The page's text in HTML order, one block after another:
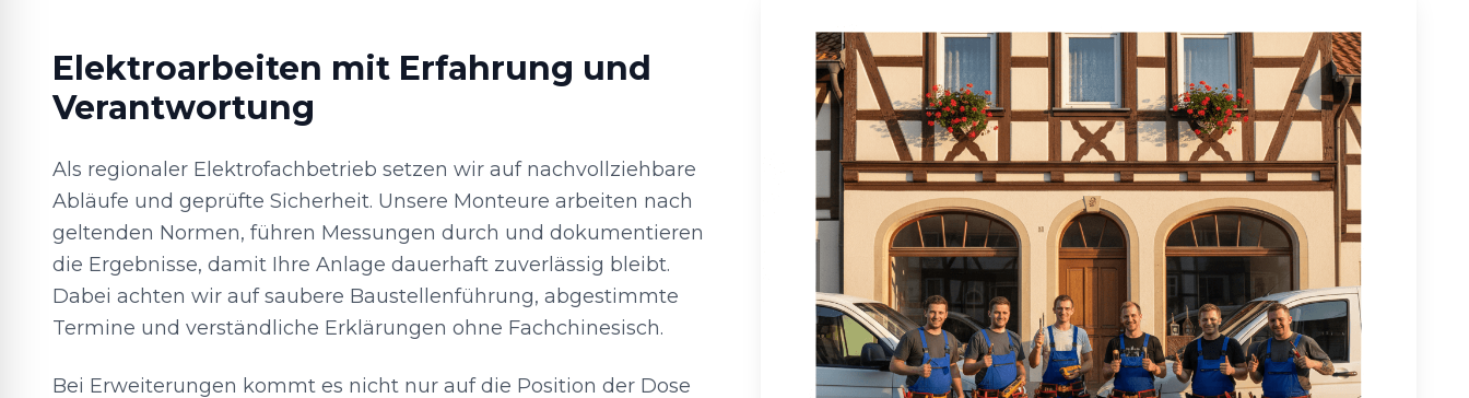
Elektroarbeiten mit Erfahrung und
Verantwortung
Als regionaler Elektrofachbetrieb setzen wir auf nachvollziehbare
Abläufe und geprüfte Sicherheit. Unsere Monteure arbeiten nach
geltenden Normen, führen Messungen durch und dokumentieren
die Ergebnisse, damit Ihre Anlage dauerhaft zuverlässig bleibt.
Dabei achten wir auf saubere Baustellenführung, abgestimmte
Termine und verständliche Erklärungen ohne Fachchinesisch.
Bei Erweiterungen kommt es nicht nur auf die Position der Dose